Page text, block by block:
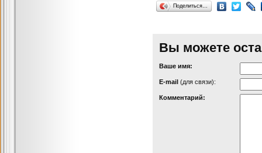
Поделиться…
Вы можете
Ваше имя:
Е-mail (для связи):
Комментарий: